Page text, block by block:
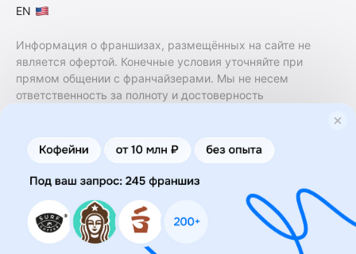
EN
Информация о франшизах, размещённых на сайте не
является офертой. Конечные условия уточняйте при
прямом общении с франчайзерами. Мы не несем
ответственность за полноту и достоверность
финансовые услуги. Заключение договоров
коммерческой концессии (франчайзинга) осуществляется
правообладателями/их представителями. Бизнесменс.ру
не является посредником или представителем
правообладателя и не несет ответственность за условия
предоставления франшизы и действия лиц,
осуществленные на основании информации, имеющейся